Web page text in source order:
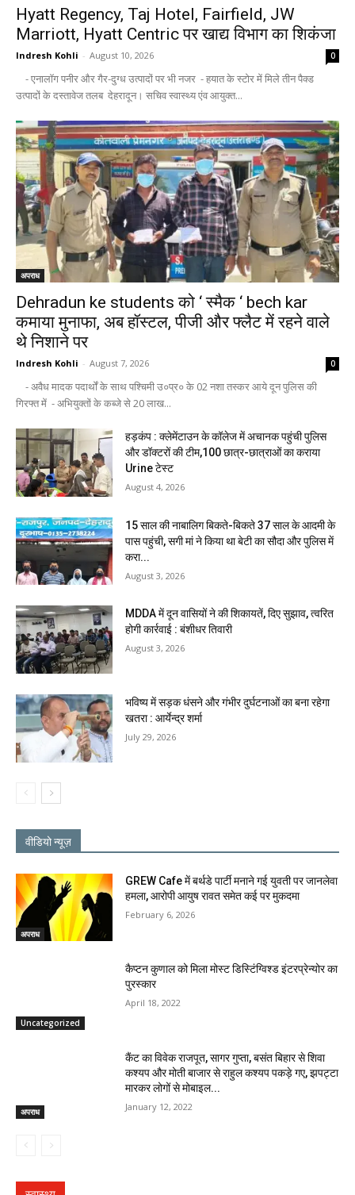
Hyatt Regency, Taj Hotel, Fairfield, JW
Marriott, Hyatt Centric पर खाद्य विभाग का शिकंजा
Indresh Kohli - August 10, 2026 0
- एनालॉग पनीर और गैर-दुग्ध उत्पादों पर भी नजर - हयात के स्टोर में मिले तीन पैक्ड
उत्पादों के दस्तावेज तलब देहरादून। सचिव स्वास्थ्य एंव आयुक्त...
अपराध
Dehradun ke students को ‘ स्मैक ‘ bech kar
कमाया मुनाफा, अब हॉस्टल, पीजी और फ्लैट में रहने वाले
थे निशाने पर
Indresh Kohli - August 7, 2026 0
- अवैध मादक पदार्थों के साथ पश्चिमी उ०प्र० के 02 नशा तस्कर आये दून पुलिस की
गिरफ्त में - अभियुक्तों के कब्जे से 20 लाख...
हड़कंप : क्लेमेंटाउन के कॉलेज में अचानक पहुंची पुलिस
और डॉक्टरों की टीम,100 छात्र-छात्राओं का कराया
Urine टेस्ट
August 4, 2026
15 साल की नाबालिग बिकते-बिकते 37 साल के आदमी के
पास पहुंची, सगी मां ने किया था बेटी का सौदा और पुलिस में
करा...
August 3, 2026
MDDA में दून वासियों ने की शिकायतें, दिए सुझाव, त्वरित
होगी कार्रवाई : बंशीधर तिवारी
August 3, 2026
भविष्य में सड़क धंसने और गंभीर दुर्घटनाओं का बना रहेगा
खतरा : आर्येन्द्र शर्मा
July 29, 2026
वीडियो न्यूज़
अपराध
GREW Cafe में बर्थडे पार्टी मनाने गई युवती पर जानलेवा
हमला, आरोपी आयुष रावत समेत कई पर मुकदमा
February 6, 2026
Uncategorized
कैप्टन कुणाल को मिला मोस्ट डिस्टिंग्विश्ड इंटरप्रेन्योर का
पुरस्कार
April 18, 2022
अपराध
कैंट का विवेक राजपूत, सागर गुप्ता, बसंत बिहार से शिवा
कश्यप और मोती बाजार से राहुल कश्यप पकड़े गए, झपट्टा
मारकर लोगों से मोबाइल...
January 12, 2022